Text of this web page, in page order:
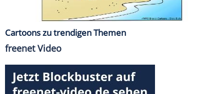
Cartoons zu trendigen Themen
freenet Video